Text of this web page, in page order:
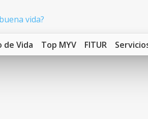
de Vida Top MYV FITUR